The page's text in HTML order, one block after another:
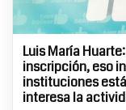
Luis María
inscripción, eso
instituciones
interesa la